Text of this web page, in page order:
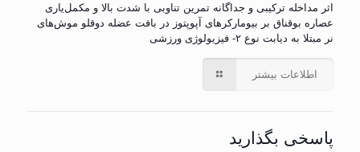
اثر مداخله ترکیبی و جداگانه تمرین تناوبی با شدت بالا و مکمل‌یاری
عصاره بوقناق بر بیومارکرهای آپوپتوز در بافت عضله دوقلو موش‌های
نر مبتلا به دیابت نوع ۲- فیزیولوژی ورزشی
اطلاعات بیشتر
پاسخی بگذارید